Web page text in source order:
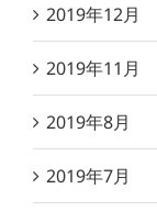
2019年12月
2019年11月
2019年8月
2019年7月